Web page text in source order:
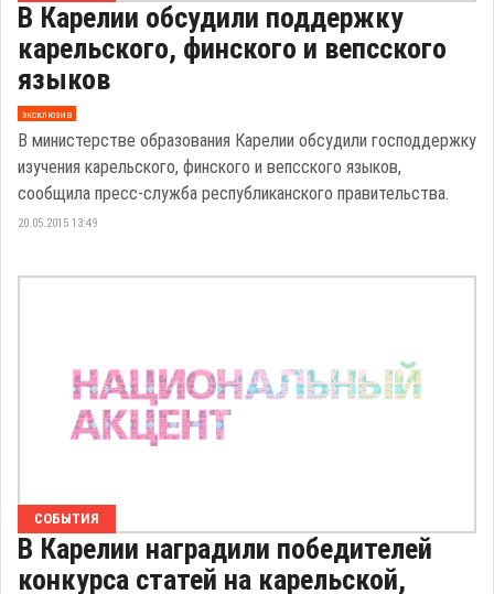
В Карелии обсудили поддержку
карельского, финского и вепсского
языков
эксклюзив
В министерстве образования Карелии обсудили господдержку
изучения карельского, финского и вепсского языков,
сообщила пресс-служба республиканского правительства.
20.05.2015 13:49
СОБЫТИЯ
В Карелии наградили победителей
конкурса статей на карельской,